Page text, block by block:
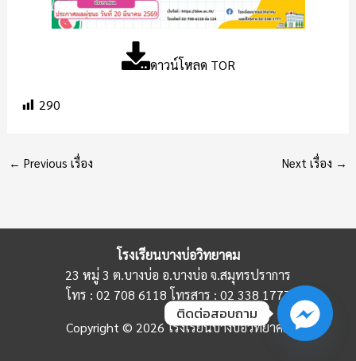
ดาวน์โหลด TOR
290
← Previous เรื่อง Next เรื่อง →
โรงเรียนบางบ่อวิทยาคม
23 หมู่ 3 ต.บางบ่อ อ.บางบ่อ จ.สมุทรปราการ
โทร : 02 708 6118 โทรสาร : 02 338 1777
Copyright © 2026 โรงเรียนบางบ่อวิทยาคม
ติดต่อสอบถาม